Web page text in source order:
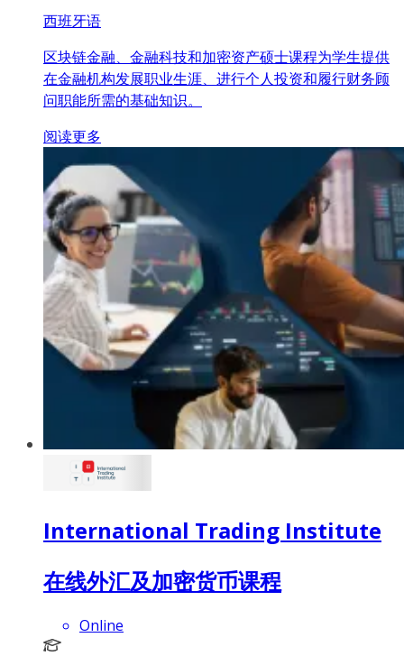
西班牙语
区块链金融、金融科技和加密资产硕士课程为学生提供
在金融机构发展职业生涯、进行个人投资和履行财务顾
问职能所需的基础知识。
阅读更多
International Trading Institute
在线外汇及加密货币课程
Online